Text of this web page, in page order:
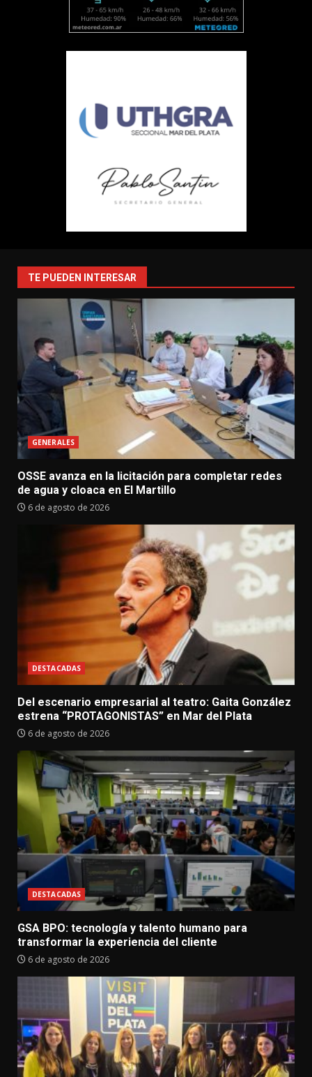
TE PUEDEN INTERESAR
GENERALES
OSSE avanza en la licitación para completar redes
de agua y cloaca en El Martillo
6 de agosto de 2026
DESTACADAS
Del escenario empresarial al teatro: Gaita González
estrena “PROTAGONISTAS” en Mar del Plata
6 de agosto de 2026
DESTACADAS
GSA BPO: tecnología y talento humano para
transformar la experiencia del cliente
6 de agosto de 2026